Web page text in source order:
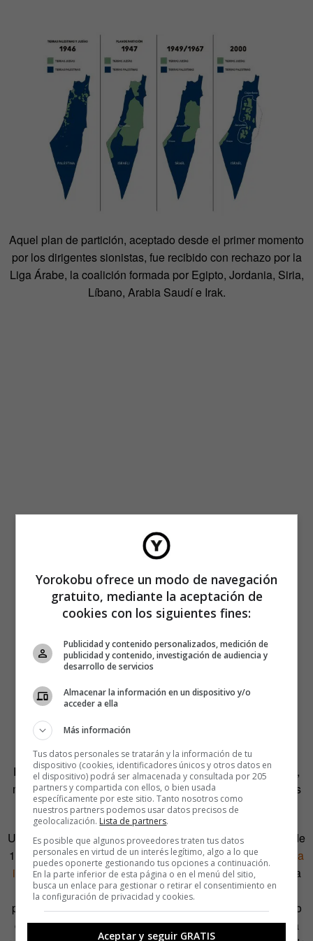
Aquel plan de partición, aceptado desde el primer momento
por los dirigentes sionistas, fue recibido con rechazo por la
Liga Árabe, la coalición formada por Egipto, Jordania, Siria,
Líbano, Arabia Saudí e Irak.
Para la fecha en la que el mandato británico llegó a su fin,
más de 250.000 civiles palestinos habían sido expulsados
por las tropas judías de sus hogares.
Un día antes del fin del Mandato Británico, el 14 de mayo de
1948, Ben Gurión pronunciaba eldiscurso que declaraba la
independencia del Estado de Israel . «La tierra de Israel ha
sido la cuna del pueblo judío. Aquí se ha forjado su
personalidad espiritual, religiosa y nacional; aquí ha vivido
como pueblo libre y soberano; aquí ha creado una cultura
Yorokobu ofrece un modo de navegación
gratuito, mediante la aceptación de
cookies con los siguientes fines:
Publicidad y contenido personalizados, medición de
publicidad y contenido, investigación de audiencia y
desarrollo de servicios
Almacenar la información en un dispositivo y/o
acceder a ella
Más información
Tus datos personales se tratarán y la información de tu
dispositivo (cookies, identificadores únicos y otros datos en
el dispositivo) podrá ser almacenada y consultada por 205
partners y compartida con ellos, o bien usada
específicamente por este sitio. Tanto nosotros como
nuestros partners podemos usar datos precisos de
geolocalización. Lista de partners.
Es posible que algunos proveedores traten tus datos
personales en virtud de un interés legítimo, algo a lo que
puedes oponerte gestionando tus opciones a continuación.
En la parte inferior de esta página o en el menú del sitio,
busca un enlace para gestionar o retirar el consentimiento en
la configuración de privacidad y cookies.
Aceptar y seguir GRATIS